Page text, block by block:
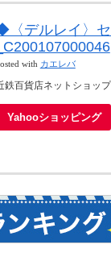
〈デルレイ〉
_C200107000046
with カエレバ
鉄百貨店ネットショッ
Yahooショッピング